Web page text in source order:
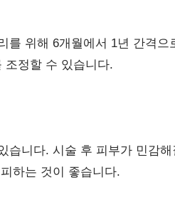
를 위해 6개월에서 1년 간격으
조정할 수 있습니다.
습니다. 시술 후 피부가 민감
하는 것이 좋습니다.